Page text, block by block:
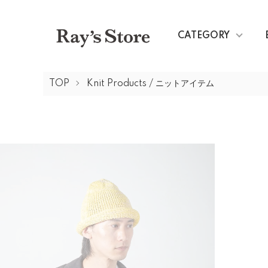
CATEGORY
TOP Knit Products / ニットアイテム